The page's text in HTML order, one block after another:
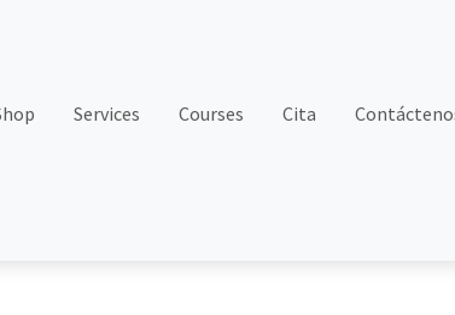
Services Courses Cita